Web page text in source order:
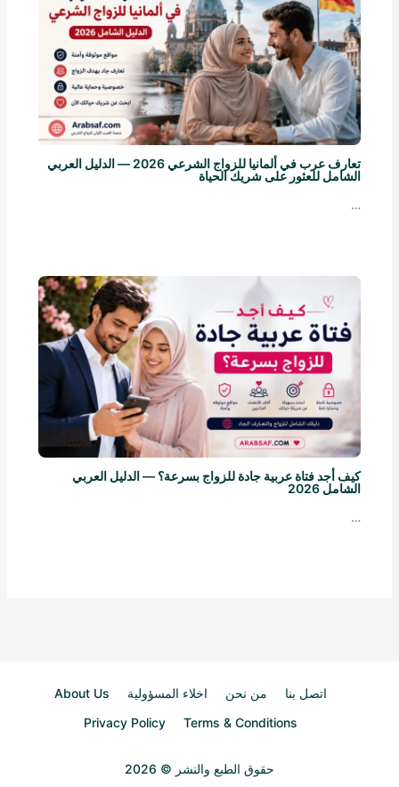
تعارف عرب في ألمانيا للزواج الشرعي 2026 — الدليل العربي
الشامل للعثور على شريك الحياة
…
كيف أجد فتاة عربية جادة للزواج بسرعة؟ — الدليل العربي
الشامل 2026
…
اتصل بنا من نحن اخلاء المسؤولية
About Us
Terms & Conditions
Privacy Policy
حقوق الطبع والنشر © 2026